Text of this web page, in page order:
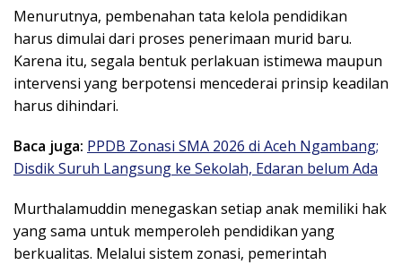
Menurutnya, pembenahan tata kelola pendidikan
harus dimulai dari proses penerimaan murid baru.
Karena itu, segala bentuk perlakuan istimewa maupun
intervensi yang berpotensi mencederai prinsip keadilan
harus dihindari.
Baca juga: PPDB Zonasi SMA 2026 di Aceh Ngambang;
Disdik Suruh Langsung ke Sekolah, Edaran belum Ada
Murthalamuddin menegaskan setiap anak memiliki hak
yang sama untuk memperoleh pendidikan yang
berkualitas. Melalui sistem zonasi, pemerintah